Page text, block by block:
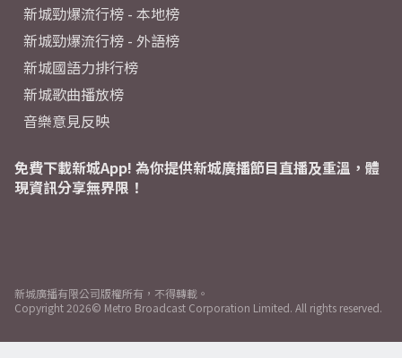
新城勁爆流行榜 - 本地榜
新城勁爆流行榜 - 外語榜
新城國語力排行榜
新城歌曲播放榜
音樂意見反映
免費下載新城App! 為你提供新城廣播節目直播及重溫，體
現資訊分享無界限！
新城廣播有限公司版權所有，不得轉載。
Copyright 2026© Metro Broadcast Corporation Limited. All rights reserved.